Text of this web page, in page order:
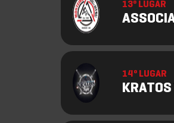
13º LUGAR
14º LUGAR